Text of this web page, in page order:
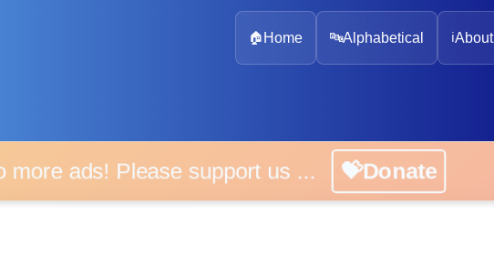
🏠 Home 🔤Alphabetical ℹ️About
ads! Please support us ... 💝Donate